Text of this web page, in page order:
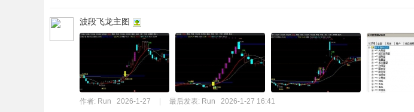
波段飞龙主图
作者: Run 2026-1-27 最后发表: Run 2026-1-27 16:41